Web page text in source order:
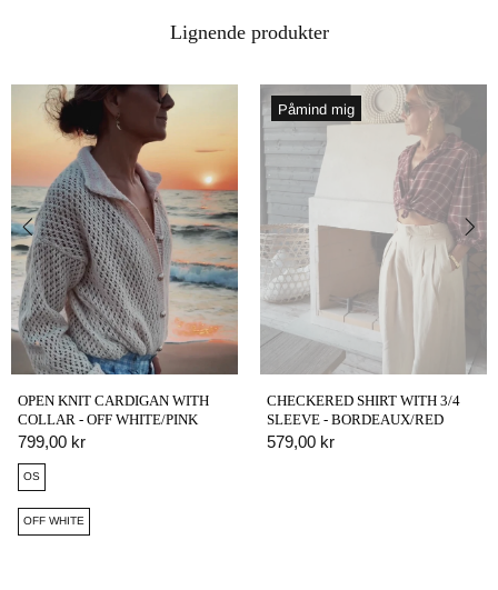
Lignende produkter
OPEN KNIT CARDIGAN WITH
COLLAR - OFF WHITE/PINK
799,00 kr
OS
OFF WHITE
Påmind mig
CHECKERED SHIRT WITH 3/4
SLEEVE - BORDEAUX/RED
579,00 kr